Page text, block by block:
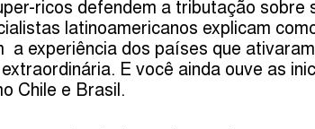
ricos defendem a tributação
latinoamericanos explicam
a experiência dos países que
E você ainda ouve as
Chile e Brasil.